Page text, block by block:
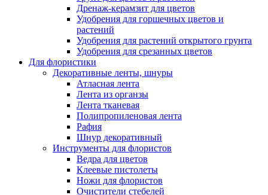
Дренаж-керамзит для цветов
Удобрения для горшечных цветов и
растений
Удобрения для растений открытого грунта
Удобрения для срезанных цветов
Для флористики
Декоративные ленты, шнуры
Атласная лента
Лента из органзы
Лента тканевая
Полипропиленовая лента
Рафия
Шнур декоративный
Инструменты для флористов
Ведра для цветов
Клеевые пистолеты
Ножи для флористов
Очистители стебелей